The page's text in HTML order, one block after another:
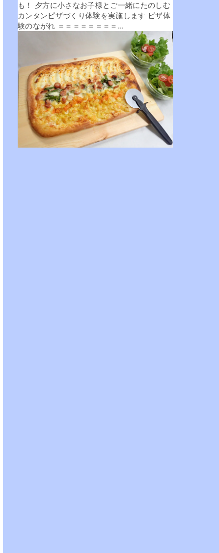
も！ 夕方に小さなお子様とご一緒にたのしむ
カンタンピザづくり体験を実施します ピザ体
験のながれ ＝＝＝＝＝＝＝＝...